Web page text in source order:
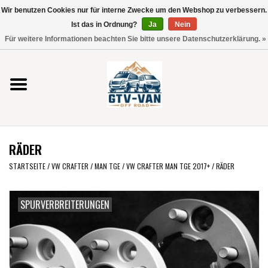
Verwende
die
nach
oben
und
unten,
Ergebnis
Eingabetaste,
um
zum
Vito / V-Klasse 447
Viano /Vito 639
VW T7 2025
VW T6
VW T5
VW CRAFTER / MAN TGE
RÄDER
STARTSEITE/VW CRAFTER / MAN TGE/VW CRAFTER MAN TGE 2017+/RÄDER
SPURVERBREITERUNGEN
Wir benutzen Cookies nur für interne Zwecke um den Webshop zu verbessern.
Ist das in Ordnung?
Ja
Nein
Für weitere Informationen beachten Sie bitte unsere Datenschutzerklärung. »